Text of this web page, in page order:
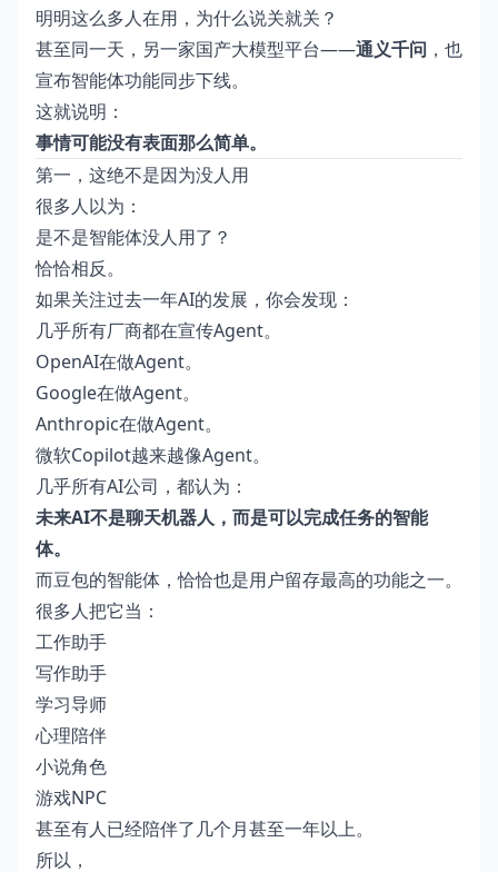
明明这么多人在用，为什么说关就关？
甚至同一天，另一家国产大模型平台——通义千问 ，也
宣布智能体功能同步下线。
这就说明：
事情可能没有表面那么简单。
第一，这绝不是因为没人用
很多人以为：
是不是智能体没人用了？
恰恰相反。
如果关注过去一年AI的发展，你会发现：
几乎所有厂商都在宣传Agent。
OpenAI在做Agent。
Google在做Agent。
Anthropic在做Agent。
微软Copilot越来越像Agent。
几乎所有AI公司，都认为：
未来AI不是聊天机器人，而是可以完成任务的智能
体。
而豆包的智能体，恰恰也是用户留存最高的功能之一。
很多人把它当：
工作助手
写作助手
学习导师
心理陪伴
小说角色
游戏NPC
甚至有人已经陪伴了几个月甚至一年以上。
所以，